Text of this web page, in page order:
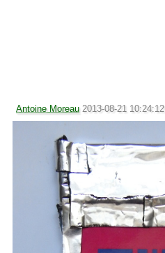
Antoine Moreau 2013-08-21 10:24:12